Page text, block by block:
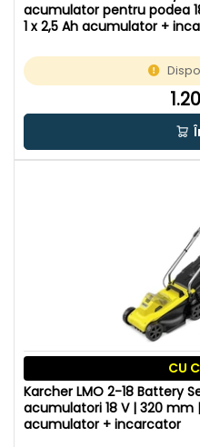
acumulator pentru podea
1 x 2,5 Ah acumulator +
CU
Karcher LMO 2-18 Battery
acumulatori 18 V | 320 mm
acumulator + incarcator